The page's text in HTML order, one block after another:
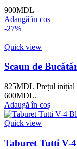
900MDL
Adaugă în coș
-27%
Quick view
Scaun de
825MDL Prețul
600MDL.
Adaugă în coș
Quick view
Taburet Tutti V-